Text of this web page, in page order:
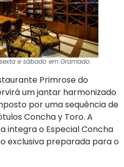
e sábado em Gramado.
Primrose do
um jantar harmonizado
por uma sequência de
Concha y Toro. A
integra o Especial Concha
exclusiva preparada para o